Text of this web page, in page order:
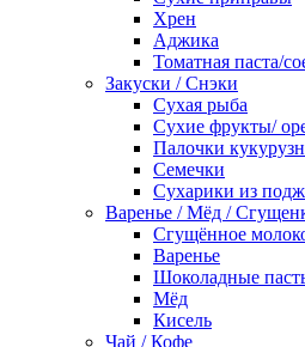
Хрен
Аджика
Томатная паста/
Закуски / Снэки
Сухая рыба
Сухие фрукты/
Палочки
Семечки
Сухарики из
Варенье / Мёд /
Сгущённое
Варенье
Шоколадные
Мёд
Кисель
Чай / Кофе